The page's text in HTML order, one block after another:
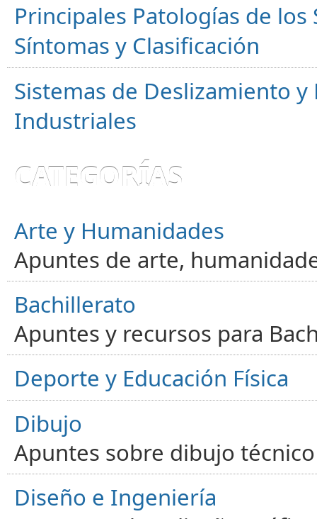
Principales Patologías de
Síntomas y Clasificación
Sistemas de Deslizamiento
Industriales
CATEGORÍAS
Arte y Humanidades
Apuntes de arte,
Bachillerato
Apuntes y recursos para
Deporte y Educación Física
Dibujo
Apuntes sobre dibujo
Diseño e Ingeniería